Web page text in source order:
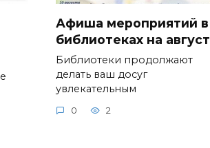
Афиша мероприятий в
библиотеках на август
Библиотеки продолжают
делать ваш досуг
увлекательным
0 2